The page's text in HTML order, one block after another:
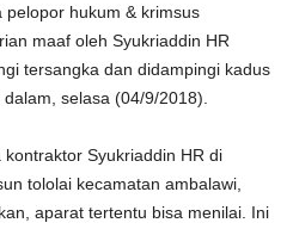
hukum & krimsus
maaf oleh Syukriaddin HR
tersangka dan didampingi kadus
selasa (04/9/2018).
Syukriaddin HR di
tololai kecamatan ambalawi,
aparat tertentu bisa menilai. Ini